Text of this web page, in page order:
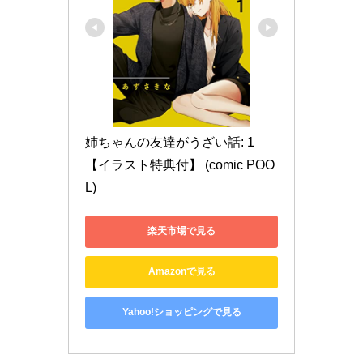
姉ちゃんの友達がうざい話: 1
【イラスト特典付】 (comic POO
L)
楽天市場で見る
Amazonで見る
Yahoo!ショッピングで見る